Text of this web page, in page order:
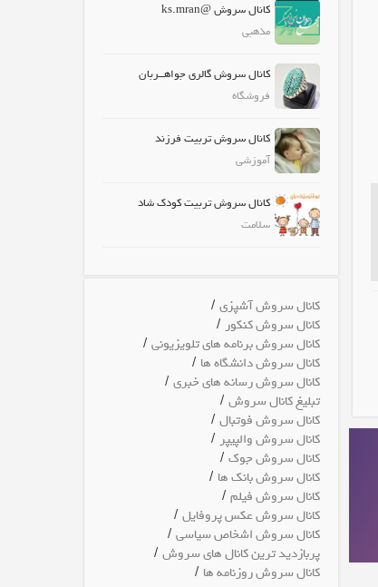
کانال سروش @ks.mran
مذهبی
کانال سروش گالری جواهــربان
فروشگاه
کانال سروش تربیت فرزند
آموزشی
کانال سروش تربیت کودک شاد
سلامت
کانال سروش آشپزی/
کانال سروش کنکور/
کانال سروش برنامه های تلویزیونی/
کانال سروش دانشگاه ها /
کانال سروش رسانه های خبری/
تبلیغ کانال سروش/
کانال سروش فوتبال/
کانال سروش والپیپر/
کانال سروش جوک/
کانال سروش بانک ها /
کانال سروش فیلم/
کانال سروش عکس پروفایل/
کانال سروش اشخاص سیاسی/
پربازدید ترین کانال های سروش/
کانال سروش روزنامه ها /